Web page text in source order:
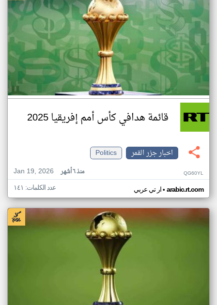
قائمة هدافي كأس أمم إفريقيا 2025
اخبار جزر القمر
Politics
Jan 19, 2026
منذ ٦ أشهر QG60YL
ار تي عربي• arabic.rt.com عدد الكلمات: ١٤١